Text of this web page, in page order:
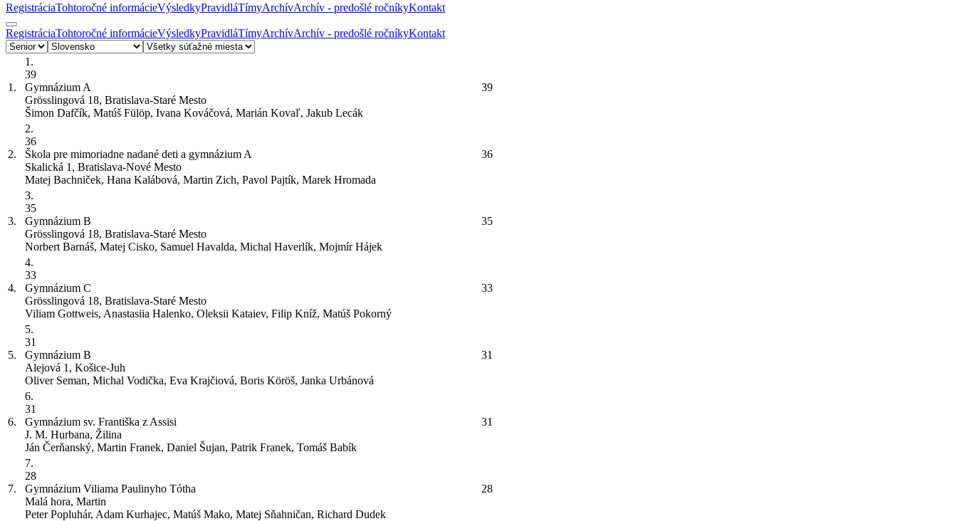
RegistráciaTohtoročné informácieVýsledkyPravidláTímyArchívArchív - predošlé ročníkyKontakt
RegistráciaTohtoročné informácieVýsledkyPravidláTímyArchívArchív - predošlé ročníkyKontakt
1.
1.
39
Gymnázium A
Grösslingová 18, Bratislava-Staré Mesto
Šimon Dafčík, Matúš Fülöp, Ivana Kováčová, Marián Kovaľ, Jakub Lecák
39
2.
2.
36
Škola pre mimoriadne nadané deti a gymnázium A
Skalická 1, Bratislava-Nové Mesto
Matej Bachniček, Hana Kalábová, Martin Zich, Pavol Pajtík, Marek Hromada
36
3.
3.
35
Gymnázium B
Grösslingová 18, Bratislava-Staré Mesto
Norbert Barnáš, Matej Cisko, Samuel Havalda, Michal Haverlík, Mojmír Hájek
35
4.
4.
33
Gymnázium C
Grösslingová 18, Bratislava-Staré Mesto
Viliam Gottweis, Anastasiia Halenko, Oleksii Kataiev, Filip Kníž, Matúš Pokorný
33
5.
5.
31
Gymnázium B
Alejová 1, Košice-Juh
Oliver Seman, Michal Vodička, Eva Krajčiová, Boris Köröš, Janka Urbánová
31
6.
6.
31
Gymnázium sv. Františka z Assisi
J. M. Hurbana, Žilina
Ján Čerňanský, Martin Franek, Daniel Šujan, Patrik Franek, Tomáš Babík
31
7.
7.
28
Gymnázium Viliama Paulinyho Tótha
Malá hora, Martin
Peter Popluhár, Adam Kurhajec, Matúš Mako, Matej Sňahničan, Richard Dudek
28